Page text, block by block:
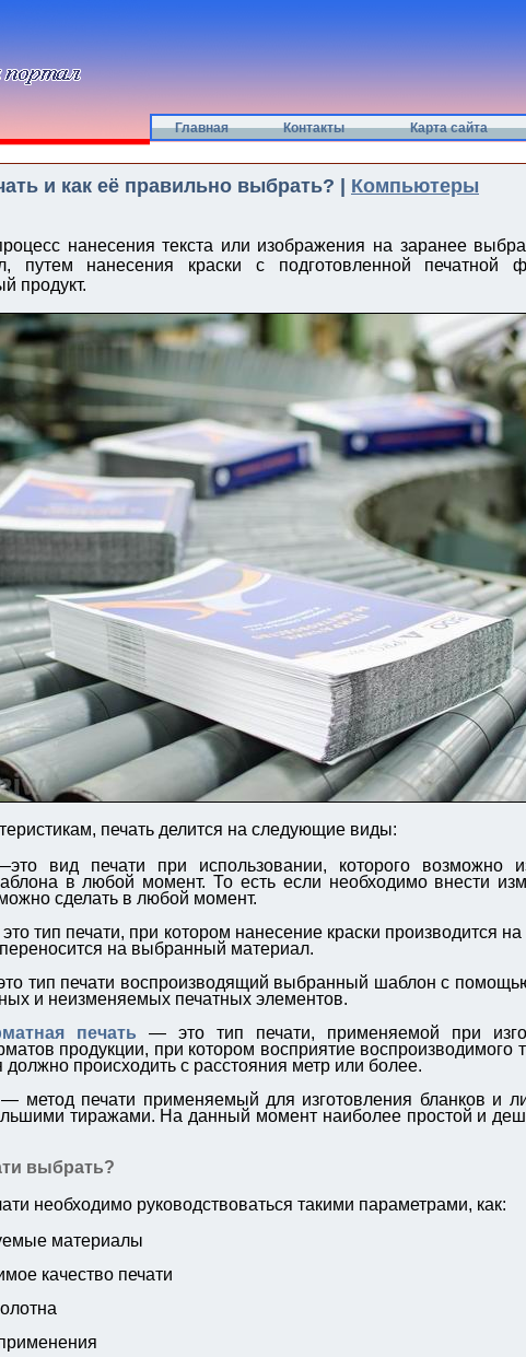
Главная Контакты Карта сайта
и как её правильно выбрать? | Компьютеры
нанесения текста или изображения на заранее
путем нанесения краски с подготовленной печатной
продукт.
печать делится на следующие виды:
вид печати при использовании, которого возможно
в любой момент. То есть если необходимо внести
сделать в любой момент.
тип печати, при котором нанесение краски производится на
на выбранный материал.
тип печати воспроизводящий выбранный шаблон с
и неизменяемых печатных элементов.
печать — это тип печати, применяемой при
продукции, при котором восприятие воспроизводимого
должно происходить с расстояния метр или более.
метод печати применяемый для изготовления бланков и
тиражами. На данный момент наиболее простой и
выбрать?
необходимо руководствоваться такими параметрами, как:
материалы
качество печати